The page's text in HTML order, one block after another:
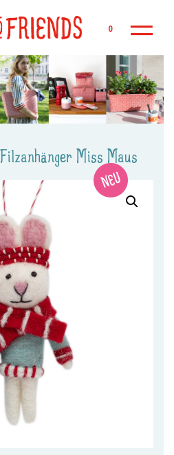
0
Filzanhänger Miss Maus